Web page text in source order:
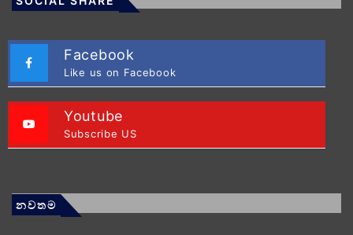
Facebook
Like us on Facebook
Youtube
Subscribe US
නවතම